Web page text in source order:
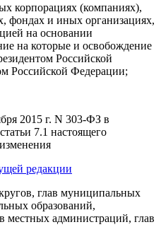
корпорациях (компаниях),
фондах и иных организациях,
на основании
на которые и освобождение
Российской
Российской Федерации;
2015 г. N 303-ФЗ в
7.1 настоящего
редакции
глав муниципальных
образований,
администраций, глав